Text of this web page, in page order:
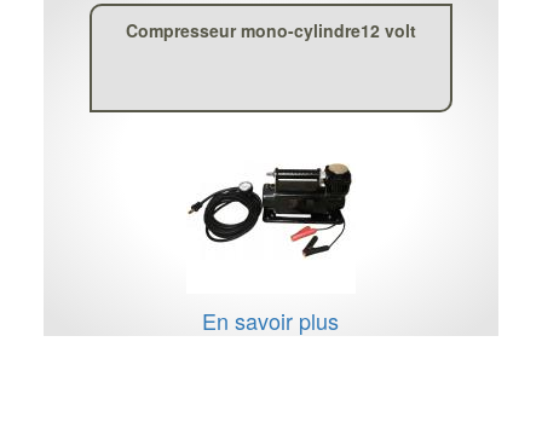
Compresseur mono-cylindre12 volt
En savoir plus